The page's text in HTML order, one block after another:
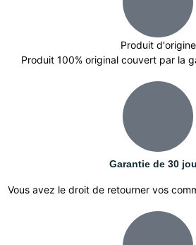
Produit d'origine
Produit 100% original couvert par la
Garantie de 30
Vous avez le droit de retourner vos